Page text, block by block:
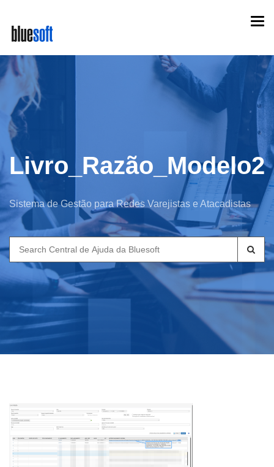
main
content
Livro_Razão_Modelo2
Sistema de Gestão para Redes Varejistas e Atacadistas
Search
for: